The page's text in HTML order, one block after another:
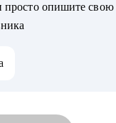
просто опишите